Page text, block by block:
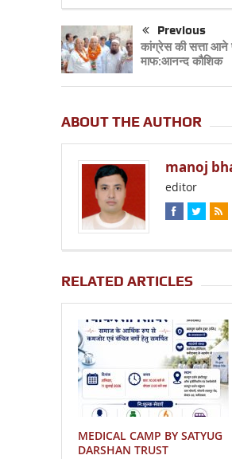
Previous
कांग्रेस की सत्ता आने
माफ:आनन्द कौशिक
ABOUT THE AUTHOR
manoj
editor
RELATED ARTICLES
MEDICAL CAMP BY SATYUG
DARSHAN TRUST